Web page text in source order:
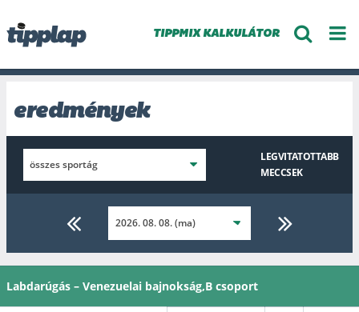
TIPPMIX KALKULÁTOR
eredmények
LEGVITATOTTABB
MECCSEK
Labdarúgás – Venezuelai bajnokság,B csoport